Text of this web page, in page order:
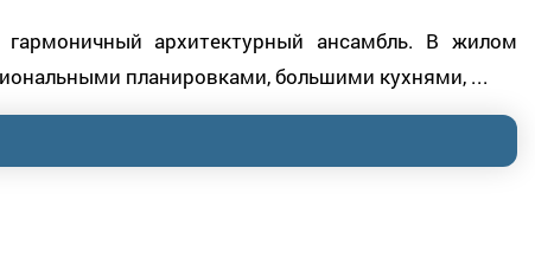
гармоничный архитектурный ансамбль. В жилом
планировками, большими кухнями, ...